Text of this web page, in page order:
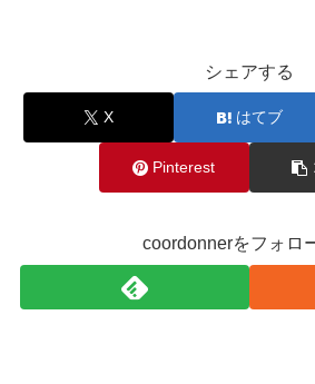
シェアする
X はてブ
Pinterest
coordonnerをフォロ